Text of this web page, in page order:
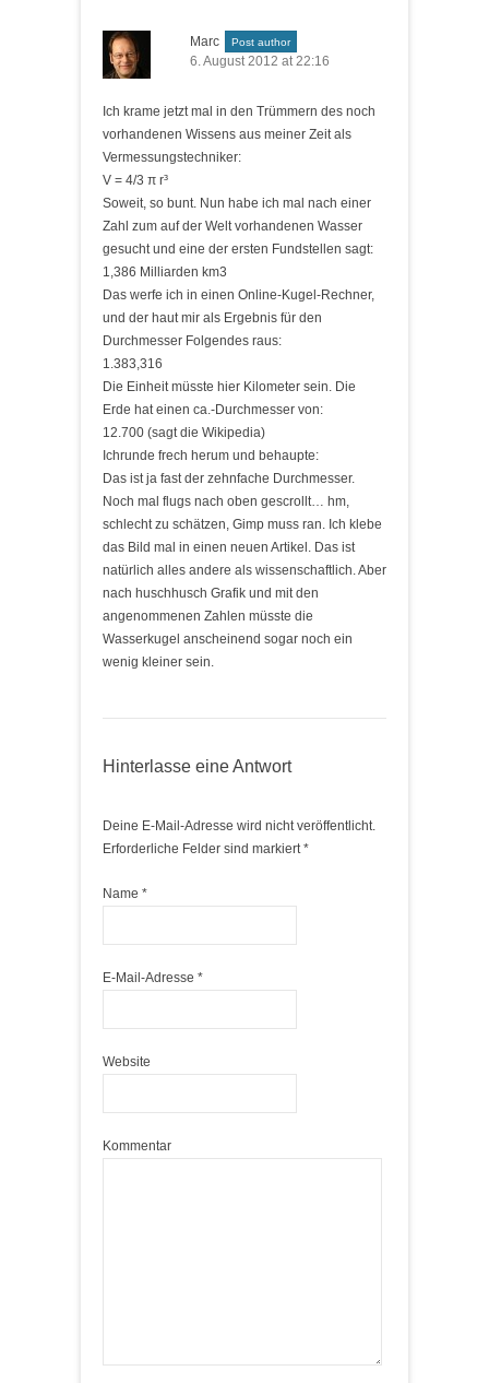
Marc Post author
6. August 2012 at 22:16
Ich krame jetzt mal in den Trümmern des noch
vorhandenen Wissens aus meiner Zeit als
Vermessungstechniker:
V = 4/3 π r³
Soweit, so bunt. Nun habe ich mal nach einer
Zahl zum auf der Welt vorhandenen Wasser
gesucht und eine der ersten Fundstellen sagt:
1,386 Milliarden km3
Das werfe ich in einen Online-Kugel-Rechner,
und der haut mir als Ergebnis für den
Durchmesser Folgendes raus:
1.383,316
Die Einheit müsste hier Kilometer sein. Die
Erde hat einen ca.-Durchmesser von:
12.700 (sagt die Wikipedia)
Ichrunde frech herum und behaupte:
Das ist ja fast der zehnfache Durchmesser.
Noch mal flugs nach oben gescrollt… hm,
schlecht zu schätzen, Gimp muss ran. Ich klebe
das Bild mal in einen neuen Artikel. Das ist
natürlich alles andere als wissenschaftlich. Aber
nach huschhusch Grafik und mit den
angenommenen Zahlen müsste die
Wasserkugel anscheinend sogar noch ein
wenig kleiner sein.
Hinterlasse eine Antwort
Deine E-Mail-Adresse wird nicht veröffentlicht.
Erforderliche Felder sind markiert*
Name *
E-Mail-Adresse *
Website
Kommentar